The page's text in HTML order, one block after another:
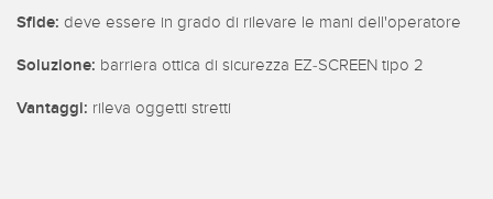
a fibra ottica
Fibra ottica
to-Light Sensori di temperatura
wireless
predittiva e preventiva
Richiesta di componenti,
Sfide: deve essere in grado di rilevare le mani dell'operatore
Soluzione: barriera ottica di sicurezza EZ-SCREEN tipo 2
Vantaggi: rileva oggetti stretti